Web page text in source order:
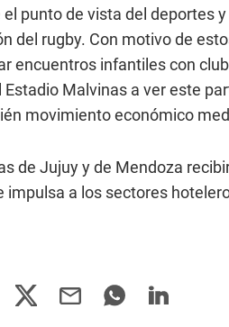
punto de vista del deportes
del rugby. Con motivo de
encuentros infantiles con
Malvinas a ver este
movimiento económico
de Jujuy y de Mendoza
a los sectores